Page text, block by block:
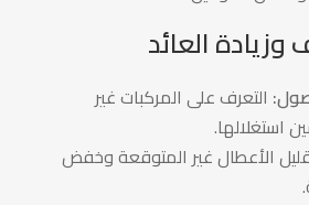
التعرف على المركبات غير
استغلالها.
الأعطال غير المتوقعة وخفض